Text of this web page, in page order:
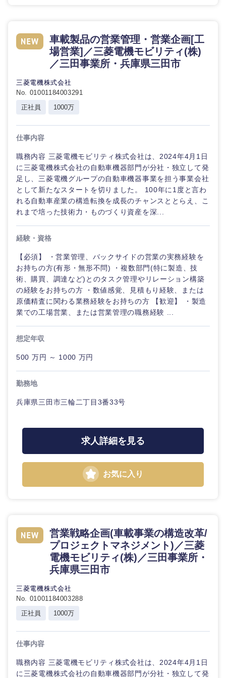
富山県
福井県
車載製品の営業管理・営業企画[工
場営業]／三菱電機モビリティ(株)
／三田事業所・兵庫県三田市
三菱電機株式会社
No. 01001184003291
正社員
1000万
仕事内容
職務内容 三菱電機モビリティ株式会社は、2024年4月1日
に三菱電機株式会社の自動車機器部門が分社・独立して発
足し、三菱電機グループの自動車機器事業を担う事業会社
として新たなスタートを切りました。 100年に1度と言わ
れる自動車産業の構造転換を成長のチャンスととらえ、こ
れまで培った技術力・ものづくり資産を深...
経験・資格
【必須】 ・営業管理、バックサイドの営業の実務経験を
お持ちの方(有形・無形不問) ・複数部門(特に製造、技
術、購買、調達など)とのタスク管理やリレーション構築
の経験をお持ちの方 ・数値感覚、見積もり経験、または
原価精査に関わる業務経験をお持ちの方 【歓迎】 ・製造
業での工場営業、または営業管理の職務経験 ...
想定年収
500 万円 ～ 1000 万円
勤務地
兵庫県三田市三輪二丁目3番33号
求人詳細を見る
お気に入り
営業戦略企画(車載事業の構造改革/
プロジェクトマネジメント)／三菱
電機モビリティ(株)／三田事業所・
兵庫県三田市
三菱電機株式会社
No. 01001184003288
正社員
1000万
仕事内容
職務内容 三菱電機モビリティ株式会社は、2024年4月1日
に三菱電機株式会社の自動車機器部門が分社・独立して発